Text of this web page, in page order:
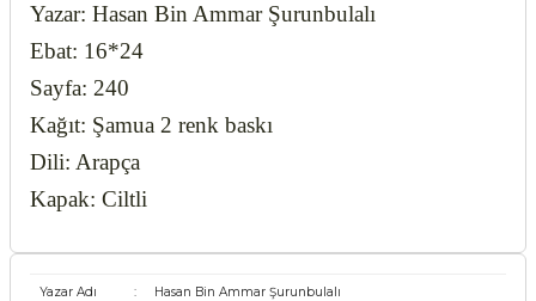
Yazar: Hasan Bin Ammar Şurunbulalı
Ebat: 16*24
Sayfa: 240
Kağıt: Şamua 2 renk baskı
Dili: Arapça
Kapak: Ciltli
Yazar Adı : Hasan Bin Ammar Şurunbulalı